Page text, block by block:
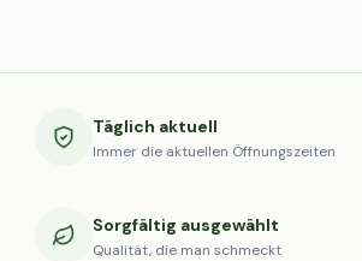
Täglich aktuell
Immer die aktuellen Öffnungszeiten
Sorgfältig ausgewählt
Qualität, die man schmeckt